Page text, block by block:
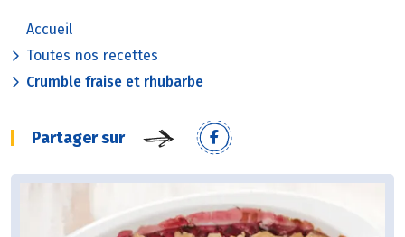
Accueil
Toutes nos recettes
Crumble fraise et rhubarbe
Partager sur